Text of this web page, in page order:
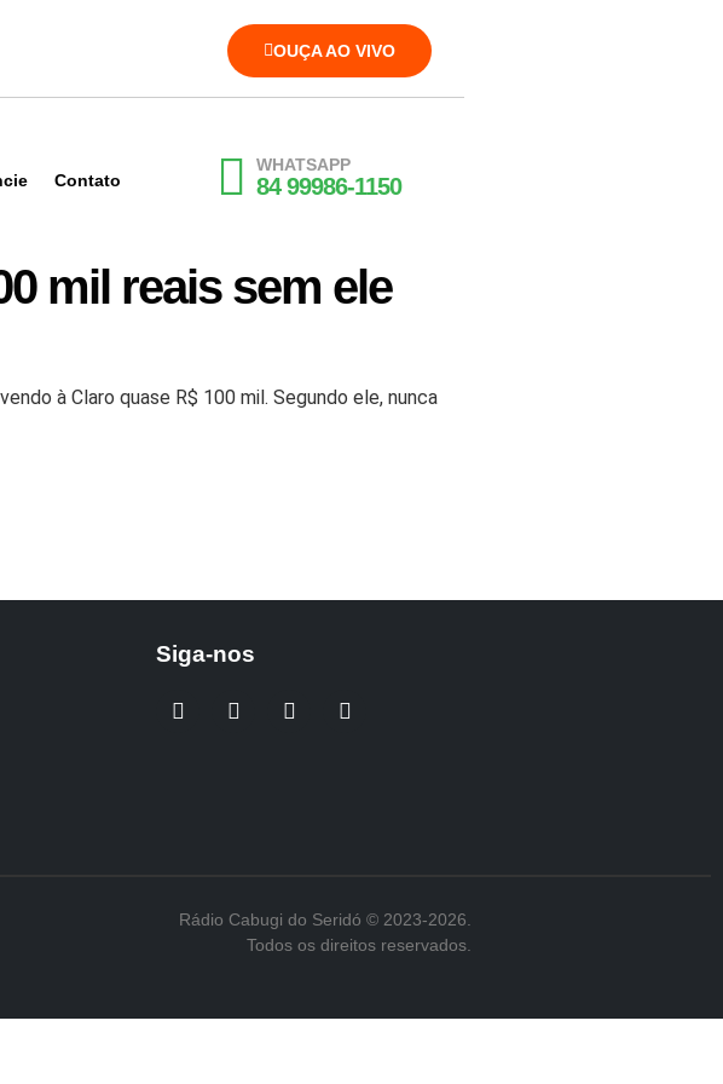
OUÇA AO VIVO
Contato
WHATSAPP
84 99986-1150
mil reais sem ele
à Claro quase R$ 100 mil. Segundo ele, nunca
Siga-nos
Rádio Cabugi do Seridó © 2023-2026.
Todos os direitos reservados.